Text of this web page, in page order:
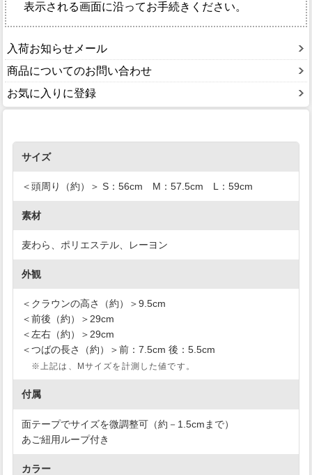
表示される画面に沿ってお手続きください。
入荷お知らせメール
商品についてのお問い合わせ
お気に入りに登録
サイズ
＜頭周り（約）＞ S：56cm M：57.5cm L：59cm
素材
麦わら、ポリエステル、レーヨン
外観
＜クラウンの高さ（約）＞9.5cm
＜前後（約）＞29cm
＜左右（約）＞29cm
＜つばの長さ（約）＞前：7.5cm 後：5.5cm
※上記は、Mサイズを計測した値です。
付属
面テープでサイズを微調整可（約－1.5cmまで）
あご紐用ループ付き
カラー